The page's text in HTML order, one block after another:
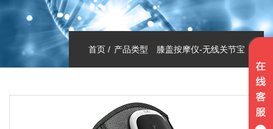
首页 产品类型 膝盖按摩仪-无线关节宝